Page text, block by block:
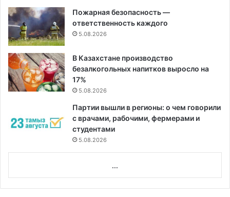
Пожарная безопасность —
ответственность каждого
5.08.2026
В Казахстане производство
безалкогольных напитков выросло на
17%
5.08.2026
Партии вышли в регионы: о чем говорили
с врачами, рабочими, фермерами и
студентами
5.08.2026
...